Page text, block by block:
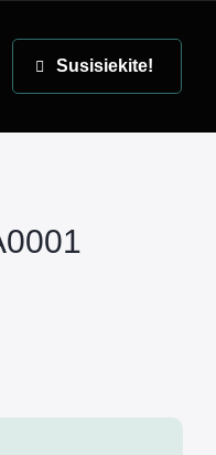
Susisiekite!